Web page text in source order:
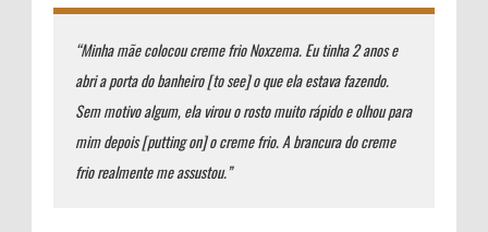
“Minha mãe colocou creme frio Noxzema. Eu tinha 2 anos e
abri a porta do banheiro [to see] o que ela estava fazendo.
Sem motivo algum, ela virou o rosto muito rápido e olhou para
mim depois [putting on] o creme frio. A brancura do creme
frio realmente me assustou.”